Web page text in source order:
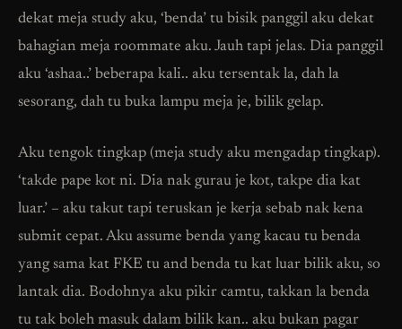
dekat meja study aku, ‘benda’ tu bisik panggil aku dekat
bahagian meja roommate aku. Jauh tapi jelas. Dia panggil
aku ‘ashaa..’ beberapa kali.. aku tersentak la, dah la
sesorang, dah tu buka lampu meja je, bilik gelap.
Aku tengok tingkap (meja study aku mengadap tingkap).
‘takde pape kot ni. Dia nak gurau je kot, takpe dia kat
luar.’ – aku takut tapi teruskan je kerja sebab nak kena
submit cepat. Aku assume benda yang kacau tu benda
yang sama kat FKE tu and benda tu kat luar bilik aku, so
lantak dia. Bodohnya aku pikir camtu, takkan la benda
tu tak boleh masuk dalam bilik kan.. aku bukan pagar